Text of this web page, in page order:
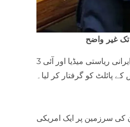
تک غیر واضح
3 اپریل 2026 کو مشرق وسطیٰ کی جنگ ایک نئے اور بہت اہم موڑ پر پہنچ گئی، جب ایرانی ریاستی میڈیا اور آئی
پائلٹ کو گرفتار کر لیا۔
کی سرزمین پر ایک امریکی